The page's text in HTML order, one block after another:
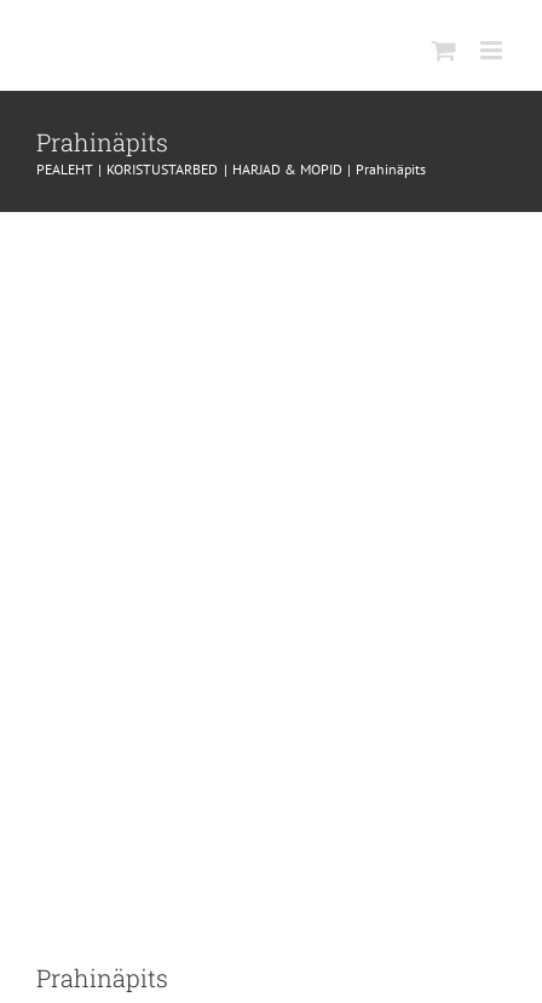
Prahinäpits
PEALEHT KORISTUSTARBED HARJAD & MOPID Prahinäpits
Prahinäpits